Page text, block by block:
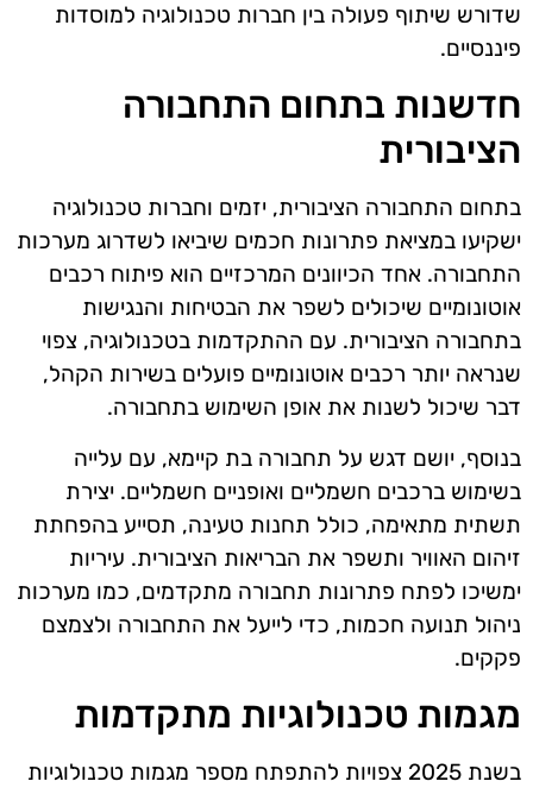
שדורש שיתוף פעולה בין חברות טכנולוגיה למוסדות
פיננסיים.
חדשנות בתחום התחבורה
הציבורית
בתחום התחבורה הציבורית, יזמים וחברות טכנולוגיה
ישקיעו במציאת פתרונות חכמים שיביאו לשדרוג מערכות
התחבורה. אחד הכיוונים המרכזיים הוא פיתוח רכבים
אוטונומיים שיכולים לשפר את הבטיחות והנגישות
בתחבורה הציבורית. עם ההתקדמות בטכנולוגיה, צפוי
שנראה יותר רכבים אוטונומיים פועלים בשירות הקהל,
דבר שיכול לשנות את אופן השימוש בתחבורה.
בנוסף, יושם דגש על תחבורה בת קיימא, עם עלייה
בשימוש ברכבים חשמליים ואופניים חשמליים. יצירת
תשתית מתאימה, כולל תחנות טעינה, תסייע בהפחתת
זיהום האוויר ותשפר את הבריאות הציבורית. עיריות
ימשיכו לפתח פתרונות תחבורה מתקדמים, כמו מערכות
ניהול תנועה חכמות, כדי לייעל את התחבורה ולצמצם
פקקים.
מגמות טכנולוגיות מתקדמות
בשנת 2025 צפויות להתפתח מספר מגמות טכנולוגיות